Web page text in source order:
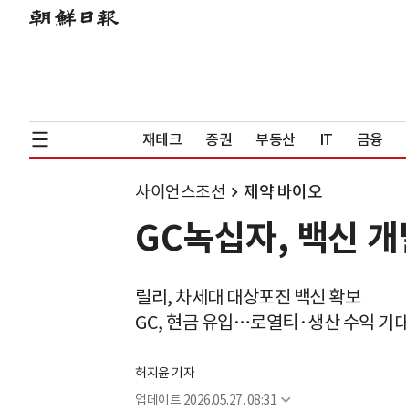
재테크 증권 부동산 IT 금융
사이언스조선 제약 바이오
GC녹십자, 백신
릴리, 차세대 대상포진 백신 확보
GC, 현금 유입…로열티·생산 수익 기
허지윤 기자
업데이트 2026.05.27. 08:31